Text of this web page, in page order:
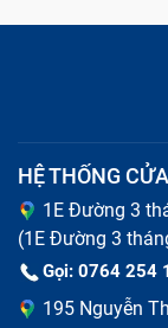
Ứng dụng:
hoặc các laptop
hơn.
NVMe SSD
HỆ THỐNG
1E Đường 3
(1E Đường 3
Gọi: 0764 254
195 Nguyễn